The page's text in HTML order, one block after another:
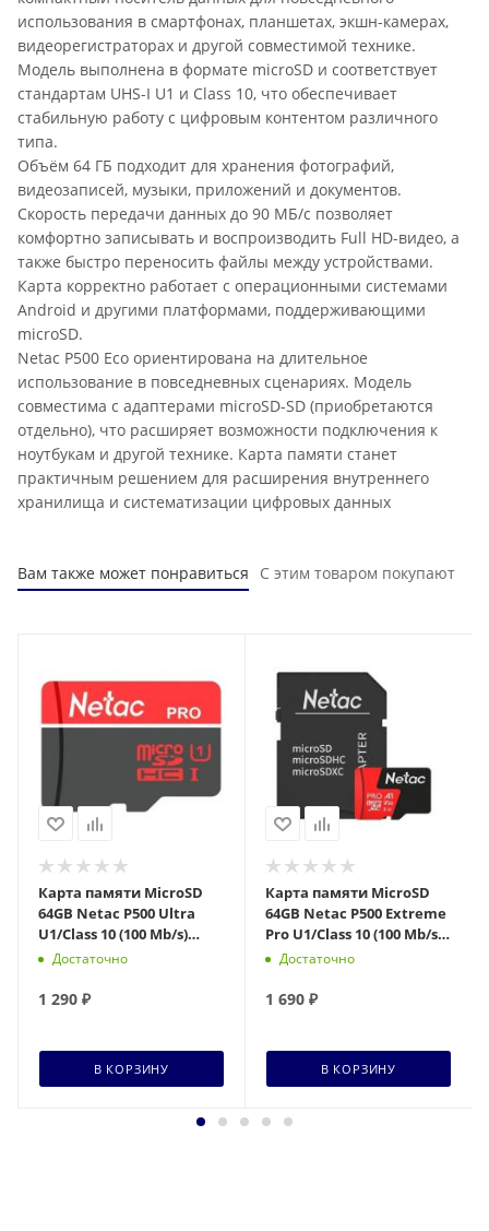
использования в смартфонах, планшетах, экшн-камерах,
видеорегистраторах и другой совместимой технике.
Модель выполнена в формате microSD и соответствует
стандартам UHS-I U1 и Class 10, что обеспечивает
стабильную работу с цифровым контентом различного
типа.
Объём 64 ГБ подходит для хранения фотографий,
видеозаписей, музыки, приложений и документов.
Скорость передачи данных до 90 МБ/с позволяет
комфортно записывать и воспроизводить Full HD-видео, а
также быстро переносить файлы между устройствами.
Карта корректно работает с операционными системами
Android и другими платформами, поддерживающими
microSD.
Netac P500 Eco ориентирована на длительное
использование в повседневных сценариях. Модель
совместима с адаптерами microSD-SD (приобретаются
отдельно), что расширяет возможности подключения к
ноутбукам и другой технике. Карта памяти станет
практичным решением для расширения внутреннего
хранилища и систематизации цифровых данных
Вам также может понравиться С этим товаром покупают
Карта памяти MicroSD
64GB Netac P500 Ultra
U1/Class 10 (100 Mb/s)
(NT02P500ULT-064G-S)
Достаточно
1 290 ₽
В КОРЗИНУ
Карта памяти MicroSD
64GB Netac P500 Extreme
Pro U1/Class 10 (100 Mb/s)
(NT02P500PRO-064G-R)
Достаточно
1 690 ₽
В КОРЗИНУ